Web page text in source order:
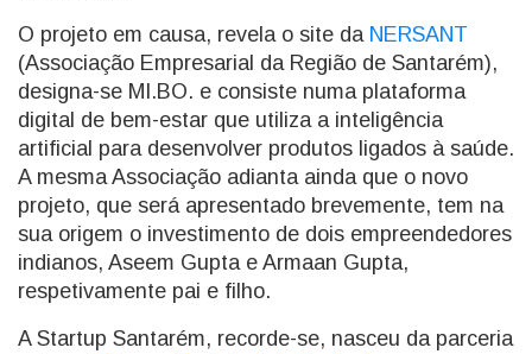
O projeto em causa, revela o site da NERSANT
(Associação Empresarial da Região de Santarém),
designa-se MI.BO. e consiste numa plataforma
digital de bem-estar que utiliza a inteligência
artificial para desenvolver produtos ligados à saúde.
A mesma Associação adianta ainda que o novo
projeto, que será apresentado brevemente, tem na
sua origem o investimento de dois empreendedores
indianos, Aseem Gupta e Armaan Gupta,
respetivamente pai e filho.
A Startup Santarém, recorde-se, nasceu da parceria